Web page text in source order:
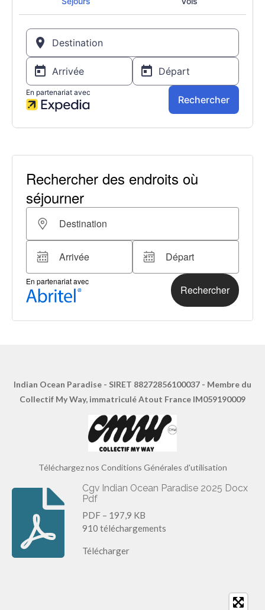
Indian Ocean Paradise - SIRET 88272856100037 - Membre du
Collectif My Way, immatriculé Atout France IM059190009
Téléchargez nos Conditions Générales d'utilisation
Cgv Indian Ocean Paradise 2025 Docx
Pdf
PDF – 197,9 KB
910 téléchargements
Télécharger